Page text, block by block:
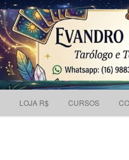
holístico e Tarólogo.
LOJA R$ CURSOS